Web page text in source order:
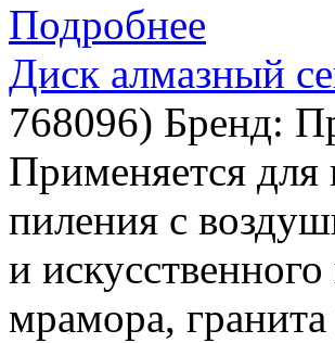
Подробнее
Диск алмазный
768096) Бренд:
Применяется для
пиления с
и
мрамора,